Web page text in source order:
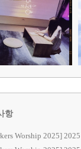
항